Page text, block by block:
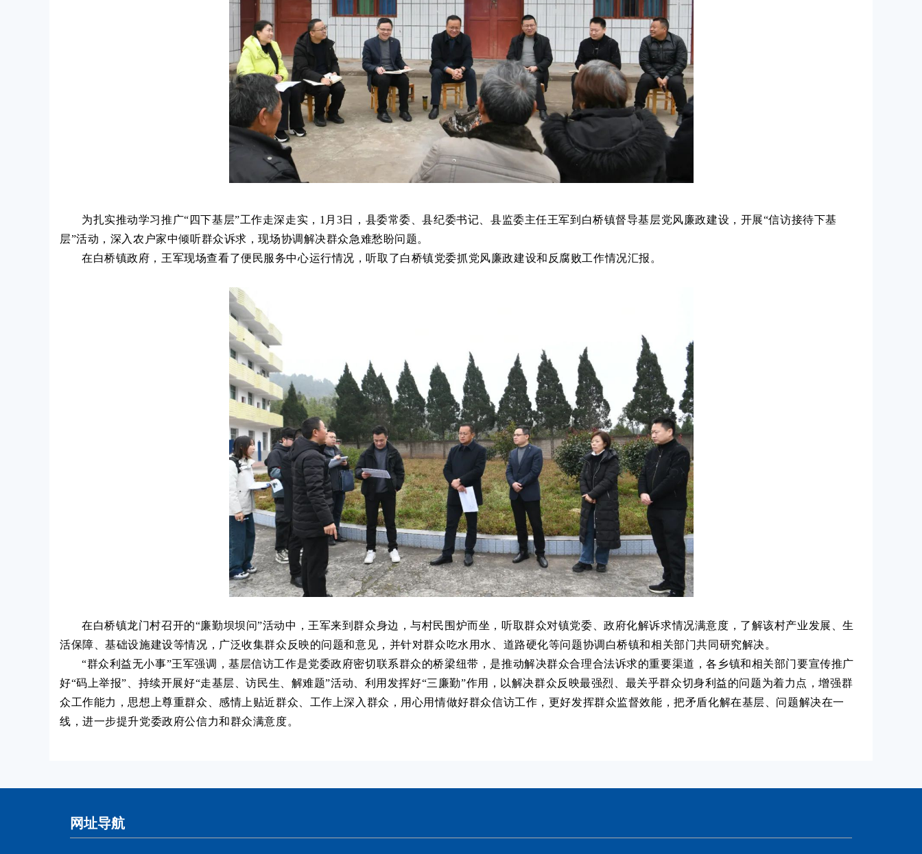
为扎实推动学习推广“四下基层”工作走深走实，1月3日，县委常委、县纪委书记、县监委主任王军到白桥镇督导基层党风廉政建设，开展“信访接待下基
层”活动，深入农户家中倾听群众诉求，现场协调解决群众急难愁盼问题。
在白桥镇政府，王军现场查看了便民服务中心运行情况，听取了白桥镇党委抓党风廉政建设和反腐败工作情况汇报。
在白桥镇龙门村召开的“廉勤坝坝问”活动中，王军来到群众身边，与村民围炉而坐，听取群众对镇党委、政府化解诉求情况满意度，了解该村产业发展、生
活保障、基础设施建设等情况，广泛收集群众反映的问题和意见，并针对群众吃水用水、道路硬化等问题协调白桥镇和相关部门共同研究解决。
“群众利益无小事”王军强调，基层信访工作是党委政府密切联系群众的桥梁纽带，是推动解决群众合理合法诉求的重要渠道，各乡镇和相关部门要宣传推广
好“码上举报”、持续开展好“走基层、访民生、解难题”活动、利用发挥好“三廉勤”作用，以解决群众反映最强烈、最关乎群众切身利益的问题为着力点，增强群
众工作能力，思想上尊重群众、感情上贴近群众、工作上深入群众，用心用情做好群众信访工作，更好发挥群众监督效能，把矛盾化解在基层、问题解决在一
线，进一步提升党委政府公信力和群众满意度。
网址导航